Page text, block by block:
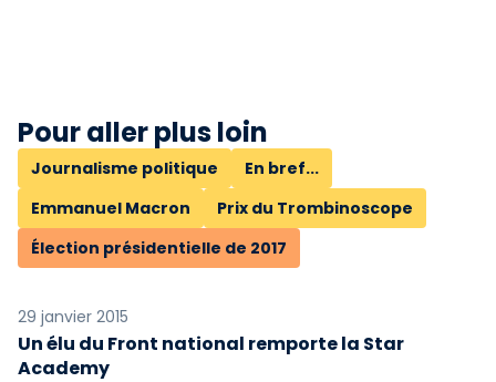
Pour aller plus loin
Journalisme politique
En bref...
Emmanuel Macron
Prix du Trombinoscope
Élection présidentielle de 2017
29 janvier 2015
Un élu du Front national remporte la Star
Academy